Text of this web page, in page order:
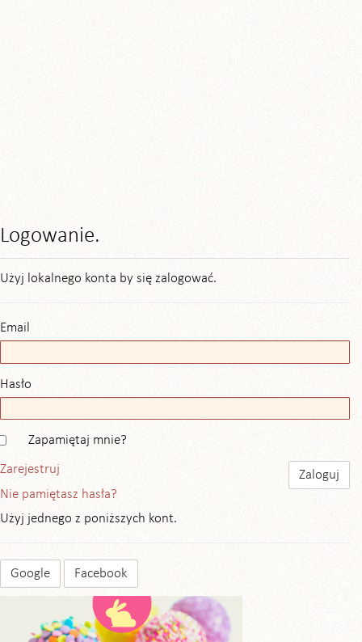
Logowanie.
Użyj lokalnego konta by się zalogować.
Email
Hasło
Zapamiętaj mnie?
Zarejestruj
Nie pamiętasz hasła?
Użyj jednego z poniższych kont.
Google Facebook